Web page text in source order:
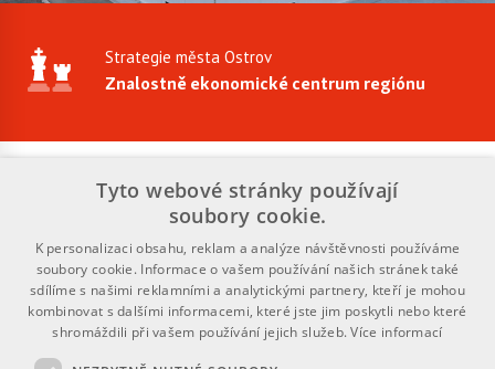
Strategie města Ostrov
Znalostně ekonomické centrum regiónu
Město ve spolupráci se svými podnikateli, Karlovarským
krajem a řadou dalších aktérů, připravilo politiku
podpory podnikání. Díky aktivní ekonomické diplomacii
se Ostrov podílí na vytváření vhodných
podnikatelských podmínek, lákání zahraničních
Tyto webové stránky používají
soubory cookie.
K personalizaci obsahu, reklam a analýze návštěvnosti používáme
soubory cookie. Informace o vašem používání našich stránek také
sdílíme s našimi reklamními a analytickými partnery, kteří je mohou
kombinovat s dalšími informacemi, které jste jim poskytli nebo které
shromáždili při vašem používání jejich služeb.Více informací